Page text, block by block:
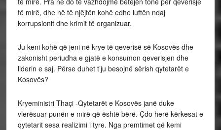
të mirë, dhe në të njëjtën kohë edhe luftën ndaj
korrupsionit dhe krimit të organizuar.
Ju keni kohë që jeni në krye të qeverisë së Kosovës dhe
zakonisht periudha e gjatë e konsumon qeverisjen dhe
liderin e saj. Përse duhet t’ju besojnë sërish qytetarët e
Kosovës?
Kryeministri Thaçi -Qytetarët e Kosovës janë duke
vlerësuar punën e mirë që është bërë. Çdo herë kërkesat e
qytetarit sesa realizimi i tyre. Nga premtimet që kemi